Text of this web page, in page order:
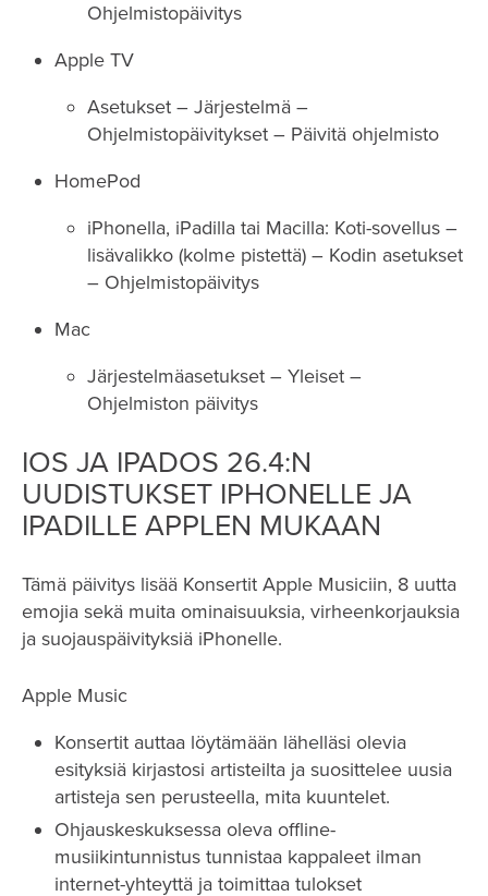
Ohjelmistopäivitys
Apple TV
Asetukset – Järjestelmä –
Ohjelmistopäivitykset – Päivitä ohjelmisto
HomePod
iPhonella, iPadilla tai Macilla: Koti-sovellus –
lisävalikko (kolme pistettä) – Kodin asetukset
– Ohjelmistopäivitys
Mac
Järjestelmäasetukset – Yleiset –
Ohjelmiston päivitys
IOS JA IPADOS 26.4:N
UUDISTUKSET IPHONELLE JA
IPADILLE APPLEN MUKAAN
Tämä päivitys lisää Konsertit Apple Musiciin, 8 uutta
emojia sekä muita ominaisuuksia, virheenkorjauksia
ja suojauspäivityksiä iPhonelle.
Apple Music
Konsertit auttaa löytämään lähelläsi olevia
esityksiä kirjastosi artisteilta ja suosittelee uusia
artisteja sen perusteella, mita kuuntelet.
Ohjauskeskuksessa oleva offline-
musiikintunnistus tunnistaa kappaleet ilman
internet-yhteyttä ja toimittaa tulokset